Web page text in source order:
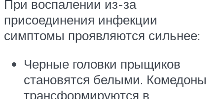
При воспалении из-за
присоединения инфекции
симптомы проявляются сильнее:
Черные головки прыщиков
становятся белыми. Комедоны
трансформируются в